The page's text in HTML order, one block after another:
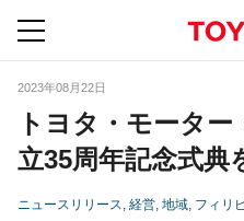
2023年08月22日
トヨタ・モータ
立35周年記念式典
ニュースリリース 経営 地域 フィリ